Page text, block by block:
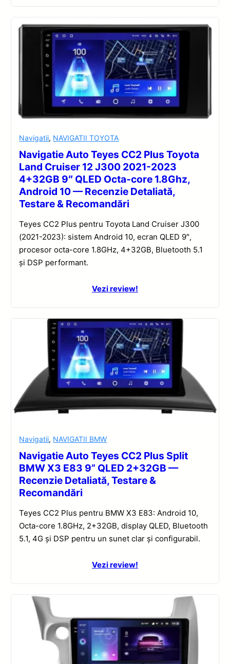
Navigatii, NAVIGATII TOYOTA
Navigatie Auto Teyes CC2 Plus Toyota
Land Cruiser 12 J300 2021-2023
4+32GB 9″ QLED Octa-core 1.8Ghz,
Android 10 — Recenzie Detaliată,
Testare & Recomandări
Teyes CC2 Plus pentru Toyota Land Cruiser J300
(2021-2023): sistem Android 10, ecran QLED 9″,
procesor octa-core 1.8GHz, 4+32GB, Bluetooth 5.1
și DSP performant.
Vezi review!
Navigatii, NAVIGATII BMW
Navigatie Auto Teyes CC2 Plus Split
BMW X3 E83 9” QLED 2+32GB —
Recenzie Detaliată, Testare &
Recomandări
Teyes CC2 Plus pentru BMW X3 E83: Android 10,
Octa-core 1.8GHz, 2+32GB, display QLED, Bluetooth
5.1, 4G și DSP pentru un sunet clar și configurabil.
Vezi review!